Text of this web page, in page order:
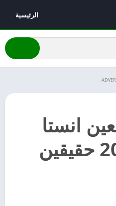
الرئيسية
انستا
2026 مجاناً 10k او 200k حقيقين